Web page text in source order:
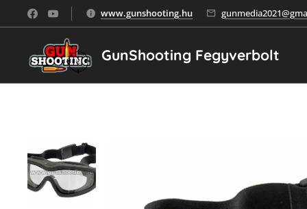
www.gunshooting.hu
GunShooting Fegyverbolt